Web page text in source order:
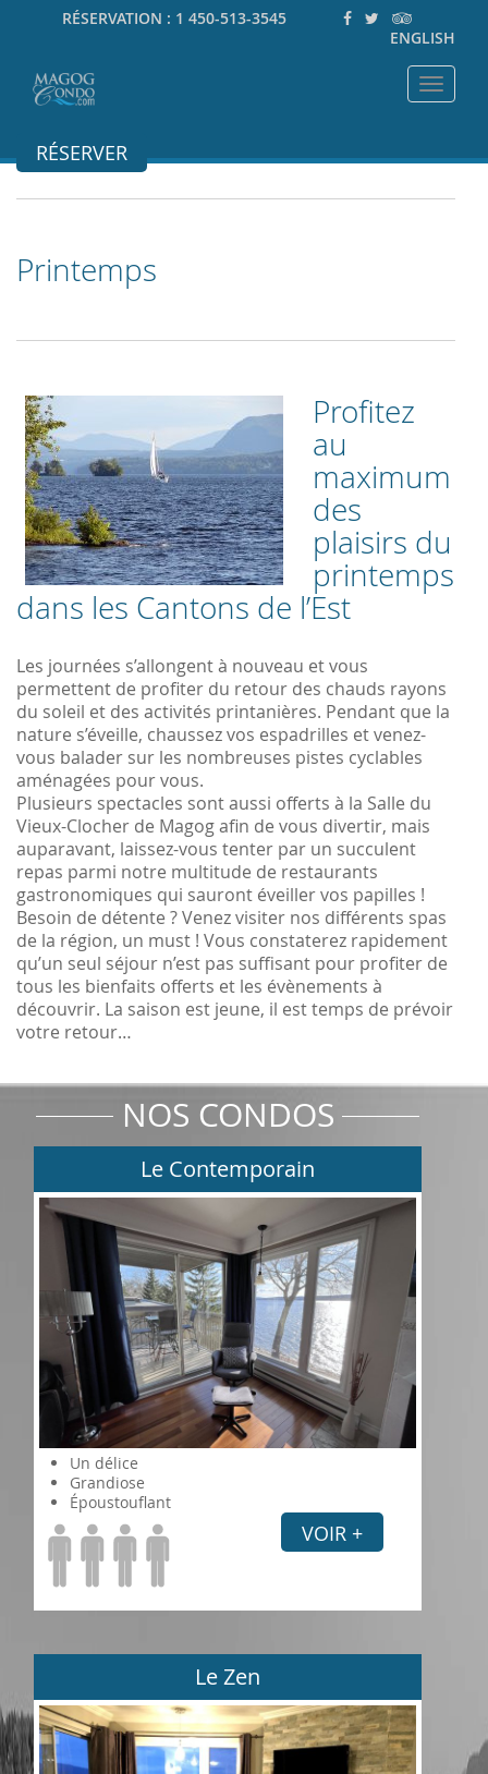
RÉSERVATION : 1 450-513-3545
ENGLISH
Toggle
RÉSERVER
Printemps
Profitez
au
maximum
des
plaisirs du
printemps
dans les Cantons de l’Est
Les journées s’allongent à nouveau et vous
permettent de profiter du retour des chauds rayons
du soleil et des activités printanières. Pendant que la
nature s’éveille, chaussez vos espadrilles et venez-
vous balader sur les nombreuses pistes cyclables
aménagées pour vous.
Plusieurs spectacles sont aussi offerts à la Salle du
Vieux-Clocher de Magog afin de vous divertir, mais
auparavant, laissez-vous tenter par un succulent
repas parmi notre multitude de restaurants
gastronomiques qui sauront éveiller vos papilles !
Besoin de détente ? Venez visiter nos différents spas
de la région, un must ! Vous constaterez rapidement
qu’un seul séjour n’est pas suffisant pour profiter de
tous les bienfaits offerts et les évènements à
découvrir. La saison est jeune, il est temps de prévoir
votre retour…
NOS CONDOS
Le Contemporain
Un délice
Grandiose
Époustouflant
VOIR +
Le Zen